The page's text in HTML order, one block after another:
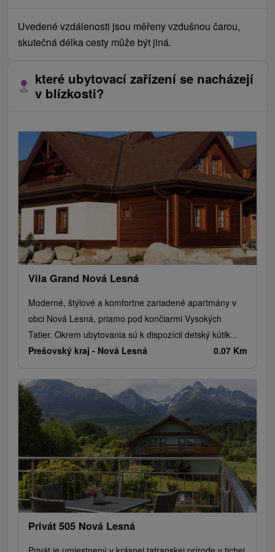
Uvedené vzdálenosti jsou měřeny vzdušnou čarou,
skutečná délka cesty může být jiná.
které ubytovací zařízení se nacházejí
v blízkosti?
Vila Grand Nová Lesná
Moderné, štýlové a komfortne zariadené apartmány v
obci Nová Lesná, priamo pod končiarmi Vysokých
Tatier. Okrem ubytovania sú k dispozícii detský kútik...
Prešovský kraj - Nová Lesná 0.07 Km
Privát 505 Nová Lesná